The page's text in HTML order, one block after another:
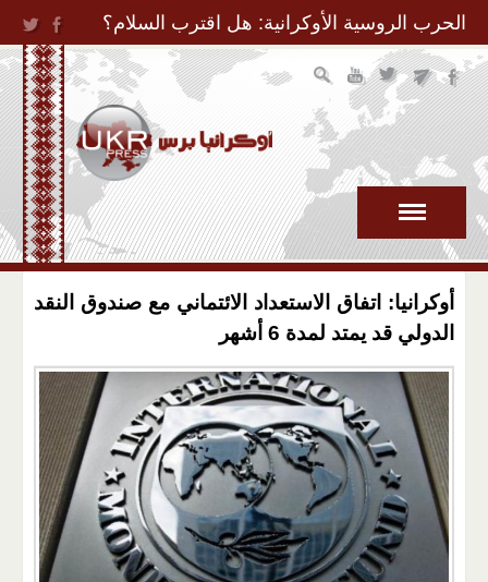
Jump to Navigation
الحرب الروسية الأوكرانية: هل اقترب السلام؟
أوكرانيا: اتفاق الاستعداد الائتماني مع صندوق النقد
الدولي قد يمتد لمدة 6 أشهر